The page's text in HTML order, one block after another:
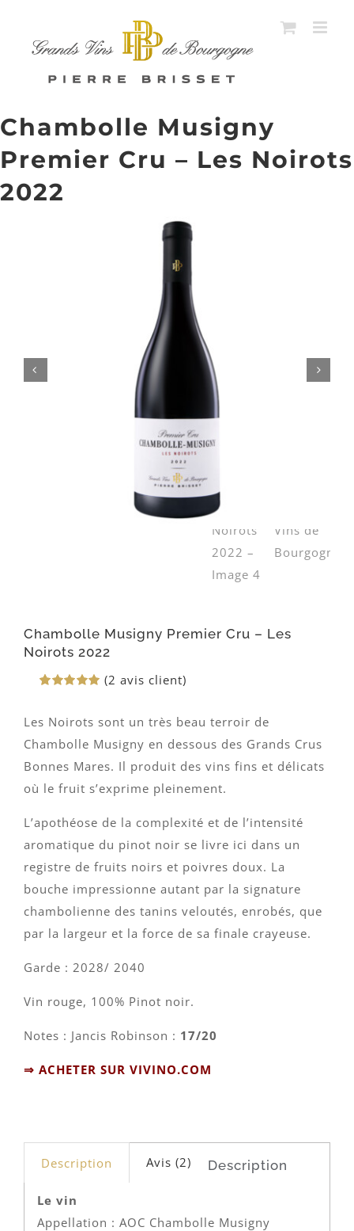
contenu
Chambolle Musigny
Premier Cru – Les Noirots
2022
Chambolle Musigny Premier Cru – Les
Noirots 2022
sur
client
(2 avis client)
Les Noirots sont un très beau terroir de
Chambolle Musigny en dessous des Grands Crus
Bonnes Mares. Il produit des vins fins et délicats
où le fruit s’exprime pleinement.
L’apothéose de la complexité et de l’intensité
aromatique du pinot noir se livre ici dans un
registre de fruits noirs et poivres doux. La
bouche impressionne autant par la signature
chambolienne des tanins veloutés, enrobés, que
par la largeur et la force de sa finale crayeuse.
Garde : 2028/ 2040
Vin rouge, 100% Pinot noir.
Notes : Jancis Robinson : 17/20
⇒ ACHETER SUR VIVINO.COM
Description Avis (2) Description
Le vin
Appellation : AOC Chambolle Musigny